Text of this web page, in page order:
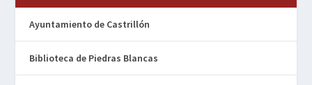
Ayuntamiento de Castrillón
Biblioteca de Piedras Blancas